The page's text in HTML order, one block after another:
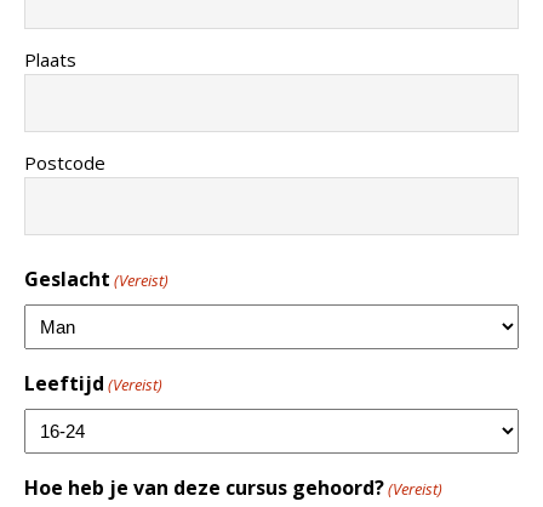
Plaats
Postcode
Geslacht (Vereist)
Leeftijd (Vereist)
Hoe heb je van deze cursus gehoord?(Vereist)